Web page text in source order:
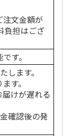
銀のスプーン パウ
チ 健康に育つ子ね
こ用 まぐろ・かつ
おに
120円
文金額が
負担はござ
す。
します。
す。
けが遅れる
確認後の発